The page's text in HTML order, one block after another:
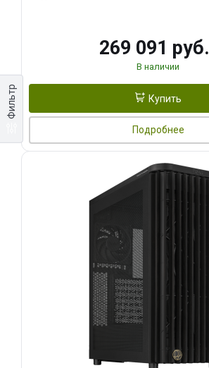
Фильтр
269 091 руб.
В наличии
Купить
Подробнее